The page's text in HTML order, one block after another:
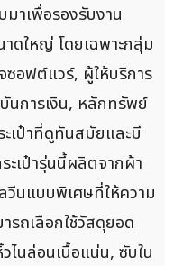
าเพื่อรองรับงาน
ดใหญ่ โดยเฉพาะกลุ่ม
อฟต์แวร์, ผู้ให้บริการ
นการเงิน, หลักทรัพย์
เป๋าที่ดูทันสมัยและมี
เป๋ารุ่นนี้ผลิตจากผ้า
วีนแบบพิเศษที่ให้ความ
รถเลือกใช้วัสดุยอด
ไนล่อนเนื้อแน่น, ซับใน